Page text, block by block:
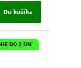
Do košíka
DO 2 DNÍ